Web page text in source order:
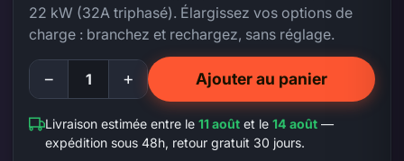
22 kW (32A triphasé). Élargissez vos options de
charge : branchez et rechargez, sans réglage.
− + Ajouter au panier
Livraison estimée entre le11 août et le14 août —
expédition sous 48h, retour gratuit 30 jours.